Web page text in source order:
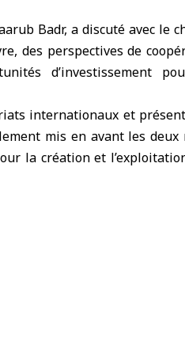
Badr, a discuté avec le
des perspectives de
d’investissement
internationaux et
mis en avant les deux
la création et